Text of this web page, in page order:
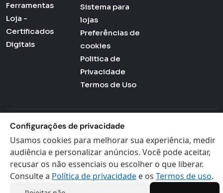
Ferramentas
Loja -
Certificados
Digitais
Sistema para
lojas
Preferências de
cookies
Politica de
Privacidade
Termos de Uso
Actana © 2026 - Todos os direitos reservados
Configurações de privacidade
Usamos cookies para melhorar sua experiência, medir
audiência e personalizar anúncios. Você pode aceitar,
recusar os não essenciais ou escolher o que liberar.
Consulte a Política de privacidade e os Termos de uso.